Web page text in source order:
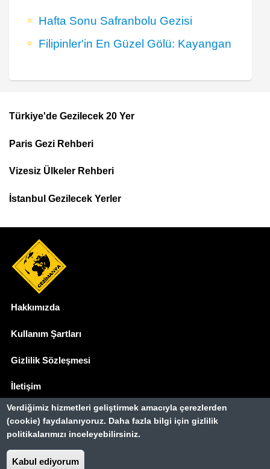
Hafta Sonu Safranbolu Gezisi
Filipinler'in En Güzel Gölü: Kayangan
Footer
Top
Menu
Türkiye'de Gezilecek 20 Yer
Paris Gezi Rehberi
Vizesiz Ülkeler Rehberi
İstanbul Gezilecek Yerler
Hakkımızda
Kullanım Şartları
Gizlilik Sözleşmesi
İletişim
Basında Biz
Gezimanya Turizm, TÜRSAB'a kayıtlı bir
Verdiğimiz hizmetleri geliştirmek amacıyla çerezlerden
(cookie) faydalanıyoruz. Daha fazla bilgi için gizlilik
politikalarımızı inceleyebilirsiniz.
Kabul ediyorum